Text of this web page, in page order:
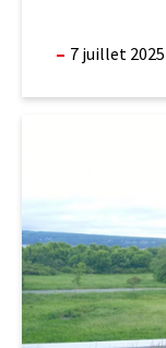
7 juillet 2025